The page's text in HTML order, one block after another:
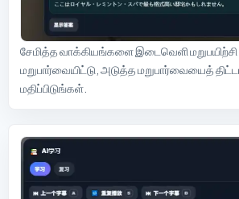
சேமித்த வாக்கியங்களை இடைவெளி
மறுபார்வையிட்டு, அடுத்த மறுபார்வையைத்
மதிப்பிடுங்கள்.